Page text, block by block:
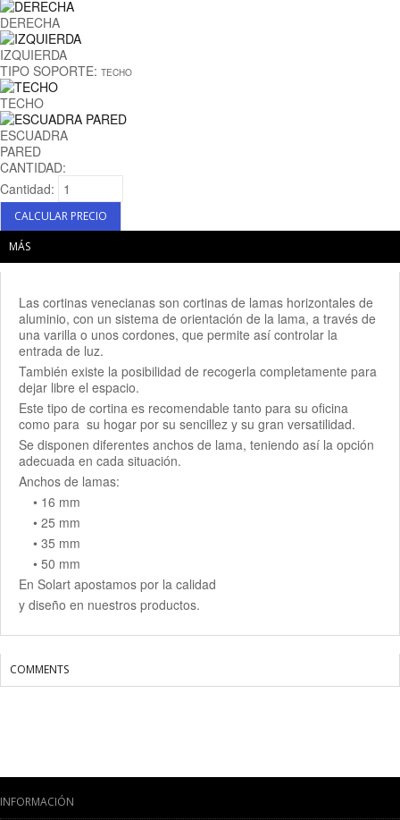
DERECHA
IZQUIERDA
TIPO SOPORTE: TECHO
TECHO
ESCUADRA
PARED
CANTIDAD:
Cantidad:
MÁS
Las cortinas venecianas son cortinas de lamas horizontales de
aluminio, con un sistema de orientación de la lama, a través de
una varilla o unos cordones, que permite así controlar la
entrada de luz.
También existe la posibilidad de recogerla completamente para
dejar libre el espacio.
Este tipo de cortina es recomendable tanto para su oficina
como para su hogar por su sencillez y su gran versatilidad.
Se disponen diferentes anchos de lama, teniendo así la opción
adecuada en cada situación.
Anchos de lamas:
• 16 mm
• 25 mm
• 35 mm
• 50 mm
En Solart apostamos por la calidad
y diseño en nuestros productos.
COMMENTS
INFORMACIÓN